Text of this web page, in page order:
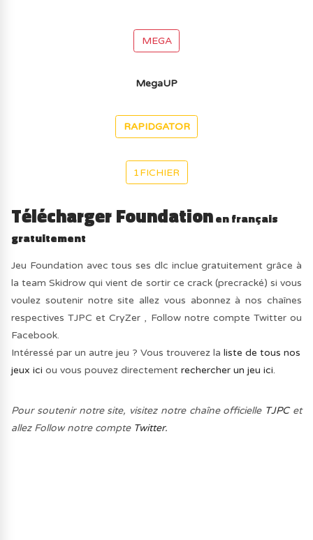
MEGA
MegaUP
RAPIDGATOR
1FICHIER
Télécharger Foundationen français
gratuitement
Jeu Foundation avec tous ses dlc inclue gratuitement grâce à
la team Skidrow qui vient de sortir ce crack (precracké) si vous
voulez soutenir notre site allez vous abonnez à nos chaînes
respectives TJPC et CryZer , Follow notre compte Twitter ou
Facebook.
Intéressé par un autre jeu ? Vous trouverez laliste de tous nos
jeux ici ou vous pouvez directementrechercher un jeu ici.
Pour soutenir notre site, visitez notre chaîne officielle TJPCet
allez Follow notre compte Twitter.